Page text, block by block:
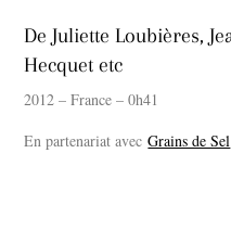
De Juliette Loubières,
Hecquet etc
2012 – France – 0h41
En partenariat avecGrains de Sel